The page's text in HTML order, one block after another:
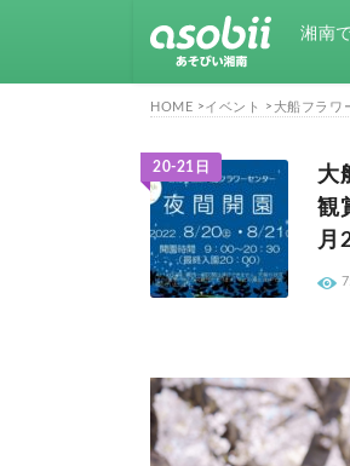
湘南
HOME イベント 大船フラワ
20-21日
大
観
月